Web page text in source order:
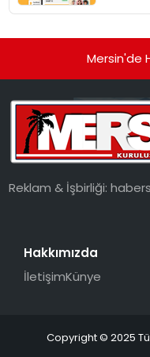
Mersin'de
Reklam & İşbirliği:
Hakkımızda
İletişimKünye
Copyright © 2025